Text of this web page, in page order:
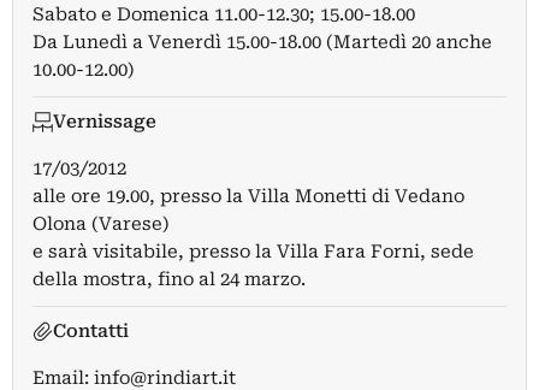
Sabato e Domenica 11.00-12.30; 15.00-18.00
Da Lunedì a Venerdì 15.00-18.00 (Martedì 20 anche
10.00-12.00)
Vernissage
17/03/2012
alle ore 19.00, presso la Villa Monetti di Vedano
Olona (Varese)
e sarà visitabile, presso la Villa Fara Forni, sede
della mostra, fino al 24 marzo.
Contatti
Email: info@rindiart.it